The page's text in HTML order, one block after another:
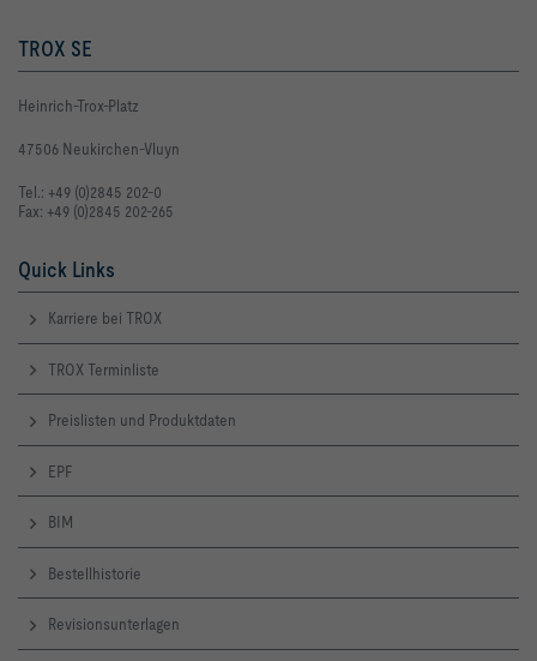
TROX SE
Heinrich-Trox-Platz
47506 Neukirchen-Vluyn
Tel.: +49 (0)2845 202-0
Fax: +49 (0)2845 202-265
Quick Links
Karriere bei TROX
TROX Terminliste
Preislisten und Produktdaten
EPF
BIM
Bestellhistorie
Revisionsunterlagen